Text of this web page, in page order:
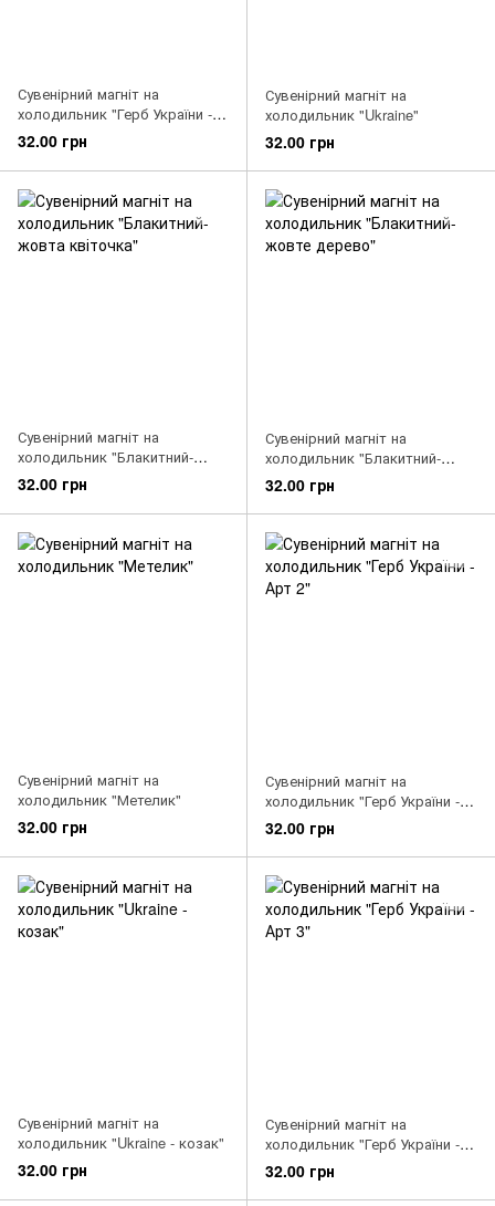
Сувенірний магніт на
холодильник "Герб України -
Арт 1"
32.00 грн
Сувенірний магніт на
холодильник "Ukraine"
32.00 грн
Сувенірний магніт на
холодильник "Блакитний-
жовта квіточка"
32.00 грн
Сувенірний магніт на
холодильник "Блакитний-
жовте дерево"
32.00 грн
Сувенірний магніт на
холодильник "Метелик"
32.00 грн
Сувенірний магніт на
холодильник "Герб України -
Арт 2"
32.00 грн
Сувенірний магніт на
холодильник "Ukraine - козак"
32.00 грн
Сувенірний магніт на
холодильник "Герб України -
Арт 3"
32.00 грн